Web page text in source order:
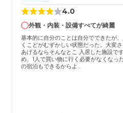
4.0
外観・内装・設備すべてが綺麗
基本的に自分のことは自分でできたが
くこどがむずかしい状態だった。大変
あげるならそんなとこ 入居した施設で
め、1人で買い物に行く必要がなくなっ
の宿泊もできるからよ...